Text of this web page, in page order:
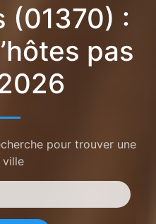
(01370) :
pas
pour trouver une
ville